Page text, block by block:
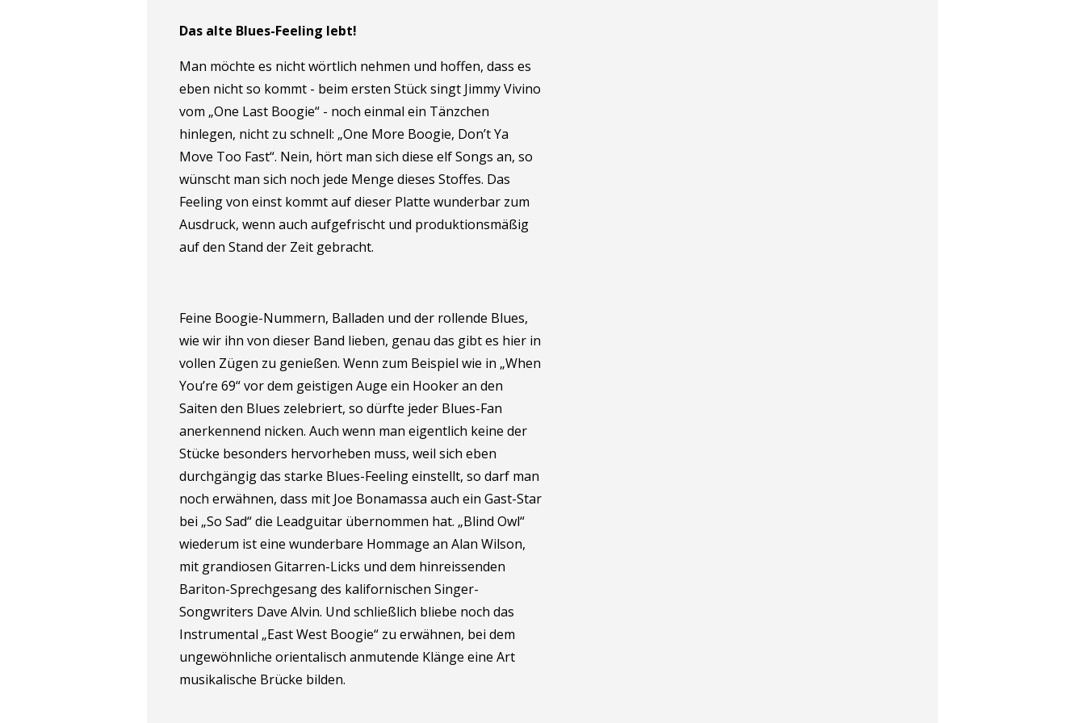
Das alte Blues-Feeling lebt!
Man möchte es nicht wörtlich nehmen und hoffen, dass es
eben nicht so kommt - beim ersten Stück singt Jimmy Vivino
vom „One Last Boogie“ - noch einmal ein Tänzchen
hinlegen, nicht zu schnell: „One More Boogie, Don’t Ya
Move Too Fast“. Nein, hört man sich diese elf Songs an, so
wünscht man sich noch jede Menge dieses Stoffes. Das
Feeling von einst kommt auf dieser Platte wunderbar zum
Ausdruck, wenn auch aufgefrischt und produktionsmäßig
auf den Stand der Zeit gebracht.
Feine Boogie-Nummern, Balladen und der rollende Blues,
wie wir ihn von dieser Band lieben, genau das gibt es hier in
vollen Zügen zu genießen. Wenn zum Beispiel wie in „When
You’re 69“ vor dem geistigen Auge ein Hooker an den
Saiten den Blues zelebriert, so dürfte jeder Blues-Fan
anerkennend nicken. Auch wenn man eigentlich keine der
Stücke besonders hervorheben muss, weil sich eben
durchgängig das starke Blues-Feeling einstellt, so darf man
noch erwähnen, dass mit Joe Bonamassa auch ein Gast-Star
bei „So Sad“ die Leadguitar übernommen hat. „Blind Owl“
wiederum ist eine wunderbare Hommage an Alan Wilson,
mit grandiosen Gitarren-Licks und dem hinreissenden
Bariton-Sprechgesang des kalifornischen Singer-
Songwriters Dave Alvin. Und schließlich bliebe noch das
Instrumental „East West Boogie“ zu erwähnen, bei dem
ungewöhnliche orientalisch anmutende Klänge eine Art
musikalische Brücke bilden.